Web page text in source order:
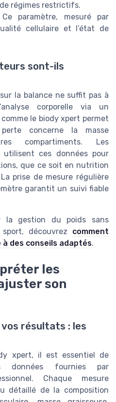
régimes restrictifs.
paramètre, mesuré par
cellulaire et l’état de
sont-ils
la balance ne suffit pas à
corporelle via un
le biody xpert permet
concerne la masse
compartiments. Les
utilisent ces données pour
que ce soit en nutrition
prise de mesure régulière
garantit un suivi fiable
la gestion du poids sans
découvrez comment
des conseils adaptés.
les
son
résultats : les
xpert, il est essentiel de
données fournies par
Chaque mesure
détaillé de la composition